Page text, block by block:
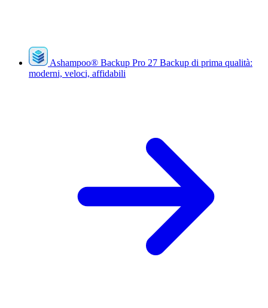
Ashampoo® Backup Pro 27 Backup di prima qualità:
moderni, veloci, affidabili